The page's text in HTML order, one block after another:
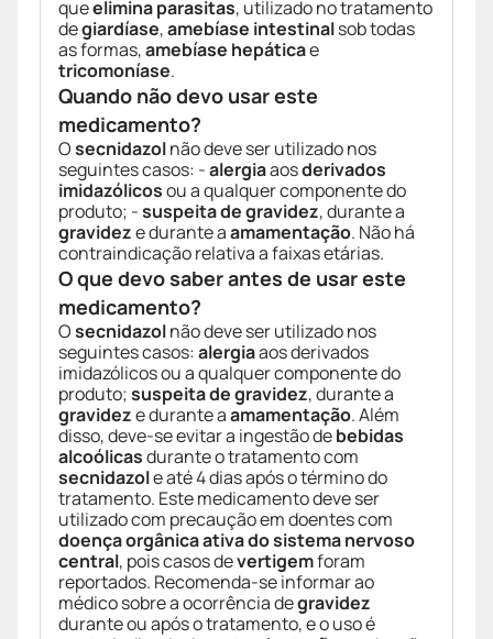
queelimina parasitas, utilizado no tratamento
degiardíase,amebíase intestinalsob todas
as formas,amebíase hepáticae
tricomoníase.
Quando não devo usar este
medicamento?
Osecnidazolnão deve ser utilizado nos
seguintes casos: -alergiaaosderivados
imidazólicosou a qualquer componente do
produto; -suspeita de gravidez, durante a
gravideze durante aamamentação. Não há
contraindicação relativa a faixas etárias.
O que devo saber antes de usar este
medicamento?
Osecnidazolnão deve ser utilizado nos
seguintes casos:alergiaaos derivados
imidazólicos ou a qualquer componente do
produto;suspeita de gravidez, durante a
gravideze durante aamamentação. Além
disso, deve-se evitar a ingestão debebidas
alcoólicasdurante o tratamento com
secnidazole até 4 dias após o término do
tratamento. Este medicamento deve ser
utilizado com precaução em doentes com
doença orgânica ativa do sistema nervoso
central, pois casos devertigemforam
reportados. Recomenda-se informar ao
médico sobre a ocorrência degravidez
durante ou após o tratamento, e o uso é